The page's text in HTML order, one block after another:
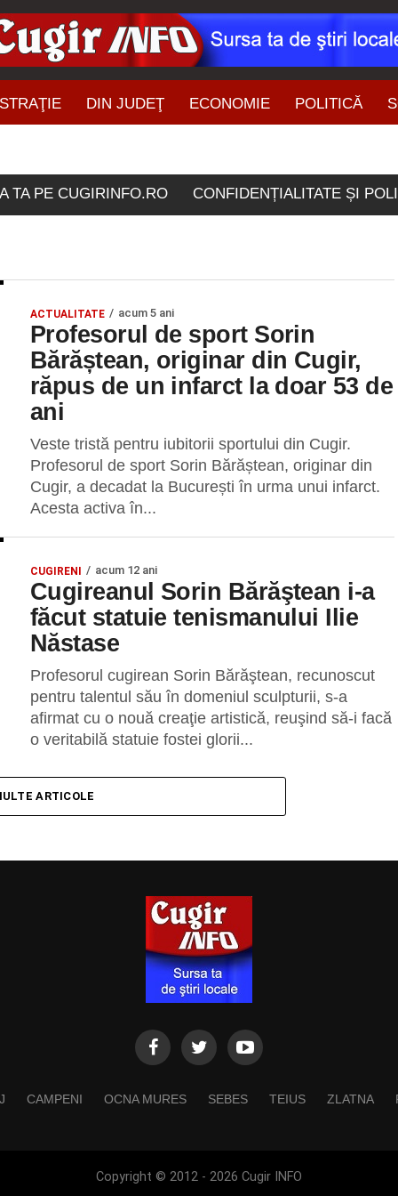
DIN JUDEŢ ECONOMIE POLITICĂ
TA PE CUGIRINFO.RO CONFIDENȚIALITATE ȘI
etichetate "Sorin
ACTUALITATE acum 5 ani
Profesorul de sport Sorin
Bărăștean, originar din Cugir,
răpus de un infarct la doar 53 de
ani
Veste tristă pentru iubitorii sportului din Cugir.
Profesorul de sport Sorin Bărăștean, originar din
Cugir, a decadat la București în urma unui infarct.
Acesta activa în...
CUGIRENI acum 12 ani
Cugireanul Sorin Bărăştean i-a
făcut statuie tenismanului Ilie
Năstase
Profesorul cugirean Sorin Bărăştean, recunoscut
pentru talentul său în domeniul sculpturii, s-a
afirmat cu o nouă creaţie artistică, reuşind să-i facă
o veritabilă statuie fostei glorii...
ARTICOLE
CAMPENI OCNA MURES SEBES TEIUS ZLATNA
Copyright © 2012 - 2026 Cugir INFO